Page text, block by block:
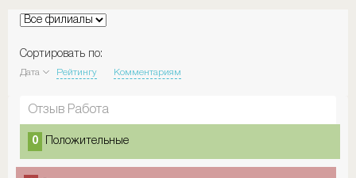
Сортировать по:
Дата Рейтингу Комментариям
Отзыв Работа
0 Положительные